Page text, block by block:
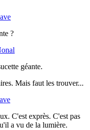
?
géante.
Mais faut les trouver...
C'est exprès. C'est pas
a vu de la lumière.